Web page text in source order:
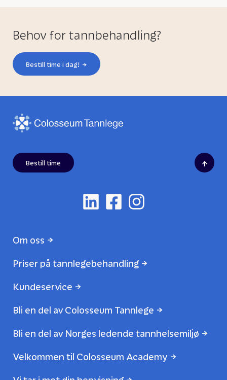
Behov for tannbehandling?
Bestill time i dag!
Bestill time
Om oss
Priser på tannlegebehandling
Kundeservice
Bli en del av Colosseum Tannlege
Bli en del av Norges ledende tannhelsemiljø
Velkommen til Colosseum Academy
↑